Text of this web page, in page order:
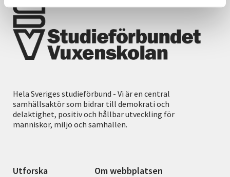
Hela Sveriges studieförbund - Vi är en central
samhällsaktör som bidrar till demokrati och
delaktighet, positiv och hållbar utveckling för
människor, miljö och samhällen.
Utforska Om webbplatsen